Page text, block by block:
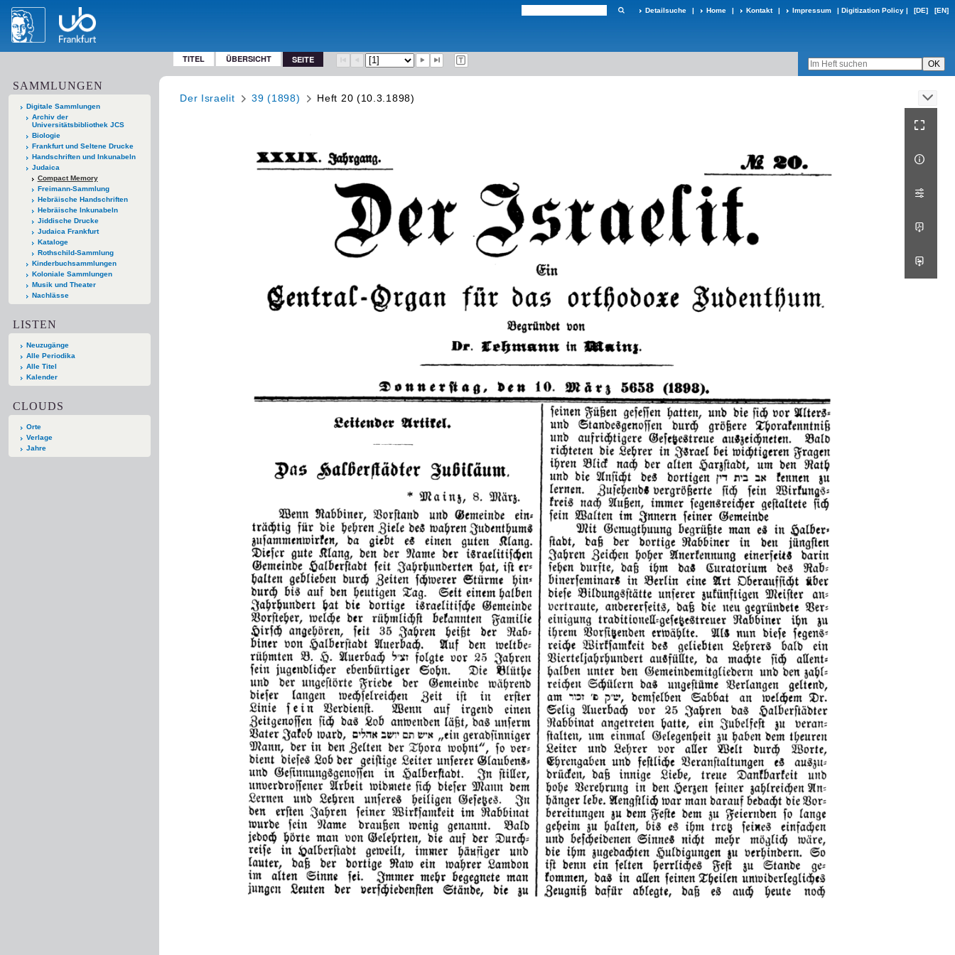
Detailsuche | Home | Kontakt | Impressum | Digitization Policy | [DE] [EN]
TITEL ÜBERSICHT SEITE
SAMMLUNGEN
Digitale Sammlungen
Archiv der
Universitätsbibliothek JCS
Biologie
Frankfurt und Seltene Drucke
Handschriften und Inkunabeln
Judaica
Compact Memory
Freimann-Sammlung
Hebräische Handschriften
Hebräische Inkunabeln
Jiddische Drucke
Judaica Frankfurt
Kataloge
Rothschild-Sammlung
Kinderbuchsammlungen
Koloniale Sammlungen
Musik und Theater
Nachlässe
LISTEN
Neuzugänge
Alle Periodika
Alle Titel
Kalender
CLOUDS
Orte
Verlage
Jahre
Der Israelit 39 (1898) Heft 20 (10.3.1898)